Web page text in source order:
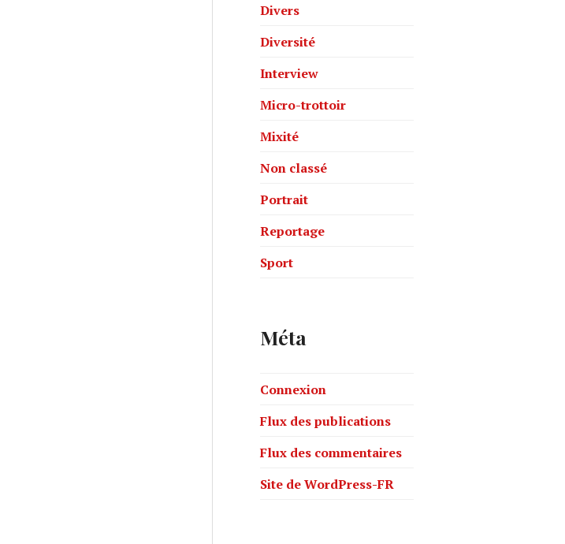
Divers
Diversité
Interview
Micro-trottoir
Mixité
Non classé
Portrait
Reportage
Sport
Méta
Connexion
Flux des publications
Flux des commentaires
Site de WordPress-FR